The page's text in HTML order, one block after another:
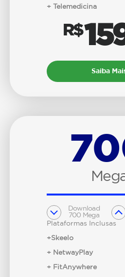
+ Telemedicina
R$
Saiba
Download
700 Mega
Plataformas Inclusas
+Skeelo
+ NetwayPlay
+ FitAnywhere